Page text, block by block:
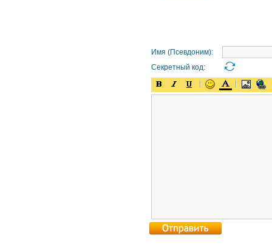
Имя (Псевдоним):
Секретный код: